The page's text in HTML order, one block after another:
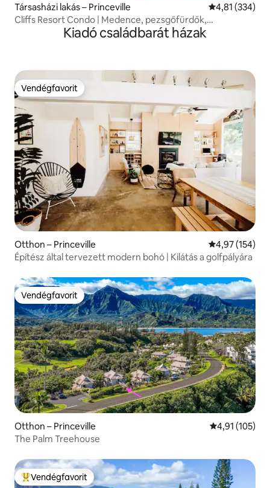
Társasházi lakás – Princeville Átlagos
4,81 (334)
Cliffs Resort Condo | Medence, pezsgőfürdők,
kerékpárok és még sok más!
Kiadó családbarát házak
Vendégfavorit
Vendégfavorit
Otthon – Princeville Átlagos
4,97 (154)
Építész által tervezett modern bohó | Kilátás a golfpályára
Vendégfavorit
Vendégfavorit
Otthon – Princeville Átlagos
4,91 (105)
The Palm Treehouse
Kiemelt vendégfavorit
Vendégfavorit